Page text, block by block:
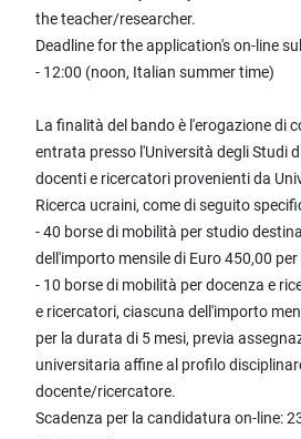
the teacher/researcher.
Deadline for the application's on-line
- 12:00 (noon, Italian summer time)
La finalità del bando è l'erogazione di
entrata presso l'Università degli Studi
docenti e ricercatori provenienti da
Ricerca ucraini, come di seguito
- 40 borse di mobilità per studio
dell'importo mensile di Euro 450,00
- 10 borse di mobilità per docenza e
e ricercatori, ciascuna dell'importo
per la durata di 5 mesi, previa
universitaria affine al profilo
docente/ricercatore.
Scadenza per la candidatura on-line: